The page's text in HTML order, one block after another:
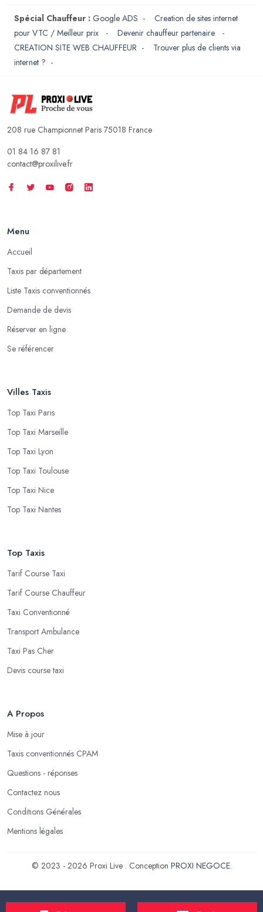
Spécial Chauffeur : Google ADS - Creation de sites internet
pour VTC / Meilleur prix
- Devenir chauffeur partenaire
-
CREATION SITE WEB CHAUFFEUR - Trouver plus de clients via
internet ? -
208 rue Championnet Paris 75018 France
01 84 16 87 81
contact@proxilive.fr
Menu
Accueil
Taxis par département
Liste Taxis conventionnés
Demande de devis
Réserver en ligne
Se référencer
Villes Taxis
Top Taxi Paris
Top Taxi Marseille
Top Taxi Lyon
Top Taxi Toulouse
Top Taxi Nice
Top Taxi Nantes
Top Taxis
Tarif Course Taxi
Tarif Course Chauffeur
Taxi Conventionné
Transport Ambulance
Taxi Pas Cher
Devis course taxi
A Propos
Mise à jour
Taxis conventionnés CPAM
Questions - réponses
Contactez nous
Conditions Générales
Mentions légales
© 2023 - 2026 Proxi Live . Conception PROXI NEGOCE.